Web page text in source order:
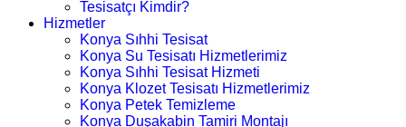
Tesisatçı Kimdir?
Hizmetler
Konya Sıhhi Tesisat
Konya Su Tesisatı Hizmetlerimiz
Konya Sıhhi Tesisat Hizmeti
Konya Klozet Tesisatı Hizmetlerimiz
Konya Petek Temizleme
Konya Duşakabin Tamiri Montajı